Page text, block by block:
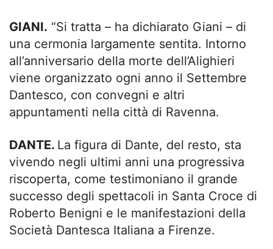
GIANI. “Si tratta – ha dichiarato Giani – di
una cermonia largamente sentita. Intorno
all’anniversario della morte dell’Alighieri
viene organizzato ogni anno il Settembre
Dantesco, con convegni e altri
appuntamenti nella città di Ravenna.
DANTE. La figura di Dante, del resto, sta
vivendo negli ultimi anni una progressiva
riscoperta, come testimoniano il grande
successo degli spettacoli in Santa Croce di
Roberto Benigni e le manifestazioni della
Società Dantesca Italiana a Firenze.